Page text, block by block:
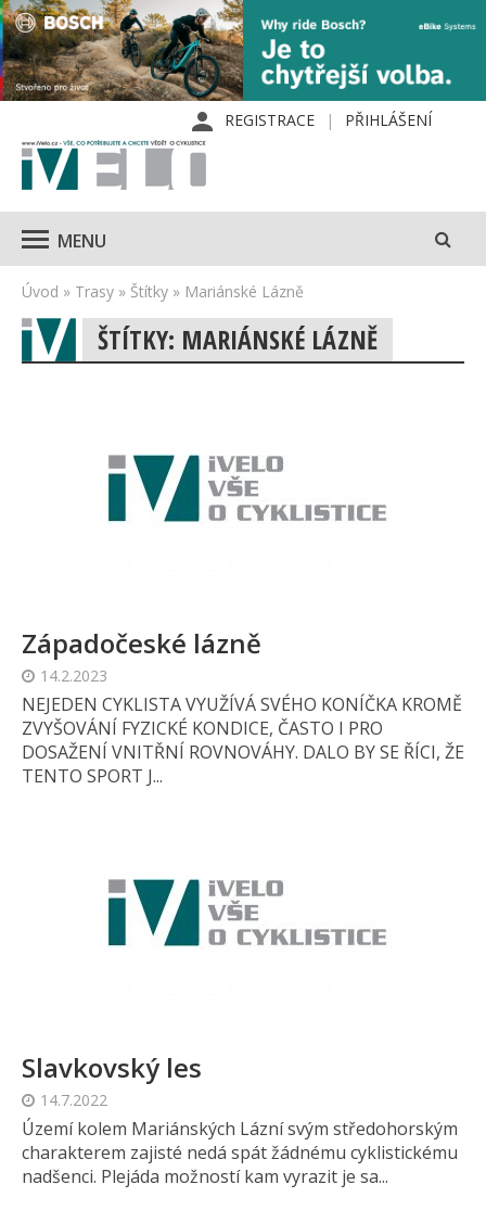
REGISTRACE PŘIHLÁŠENÍ
MENU
Úvod » Trasy » Štítky » Mariánské Lázně
ŠTÍTKY: MARIÁNSKÉ LÁZNĚ
Západočeské lázně
14.2.2023
NEJEDEN CYKLISTA VYUŽÍVÁ SVÉHO KONÍČKA KROMĚ
ZVYŠOVÁNÍ FYZICKÉ KONDICE, ČASTO I PRO
DOSAŽENÍ VNITŘNÍ ROVNOVÁHY. DALO BY SE ŘÍCI, ŽE
TENTO SPORT J...
Slavkovský les
14.7.2022
Území kolem Mariánských Lázní svým středohorským
charakterem zajisté nedá spát žádnému cyklistickému
nadšenci. Plejáda možností kam vyrazit je sa...